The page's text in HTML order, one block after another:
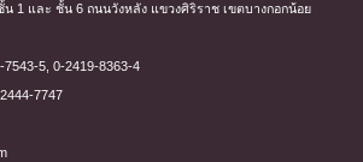
1 และ ชั้น 6 ถนนวังหลัง แขวงศิริราช เขตบางกอกน้อย
7543-5, 0-2419-8363-4
7747